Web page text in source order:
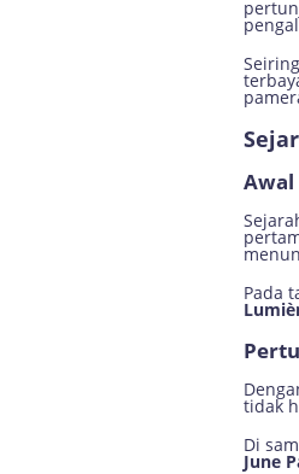
Awal
Pada
tidak
Di
June